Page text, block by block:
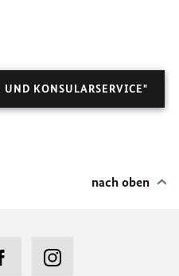
KONSULARSERVICE"
nach oben